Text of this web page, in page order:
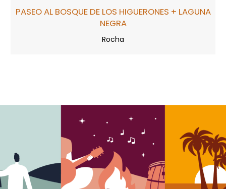
PASEO AL BOSQUE DE LOS HIGUERONES + LAGUNA
NEGRA
Rocha